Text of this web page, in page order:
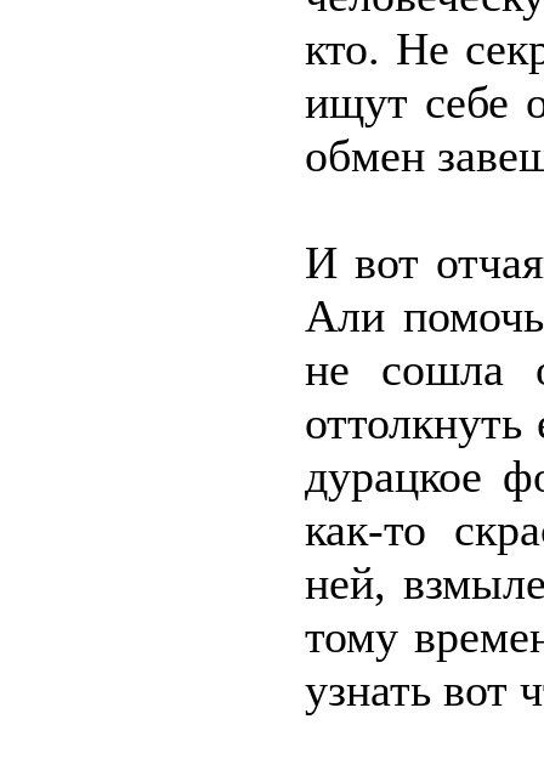
кто. Не
ищут себе
обмен
И вот
Али
не сошла
оттолкнуть
дурацкое
как-то
ней,
тому
узнать вот